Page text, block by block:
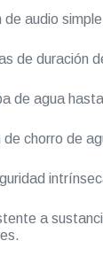
audio
de duración
de agua
chorro de
a